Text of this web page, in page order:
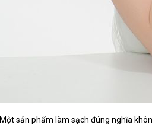
Một sản phẩm làm sạch đúng nghĩa